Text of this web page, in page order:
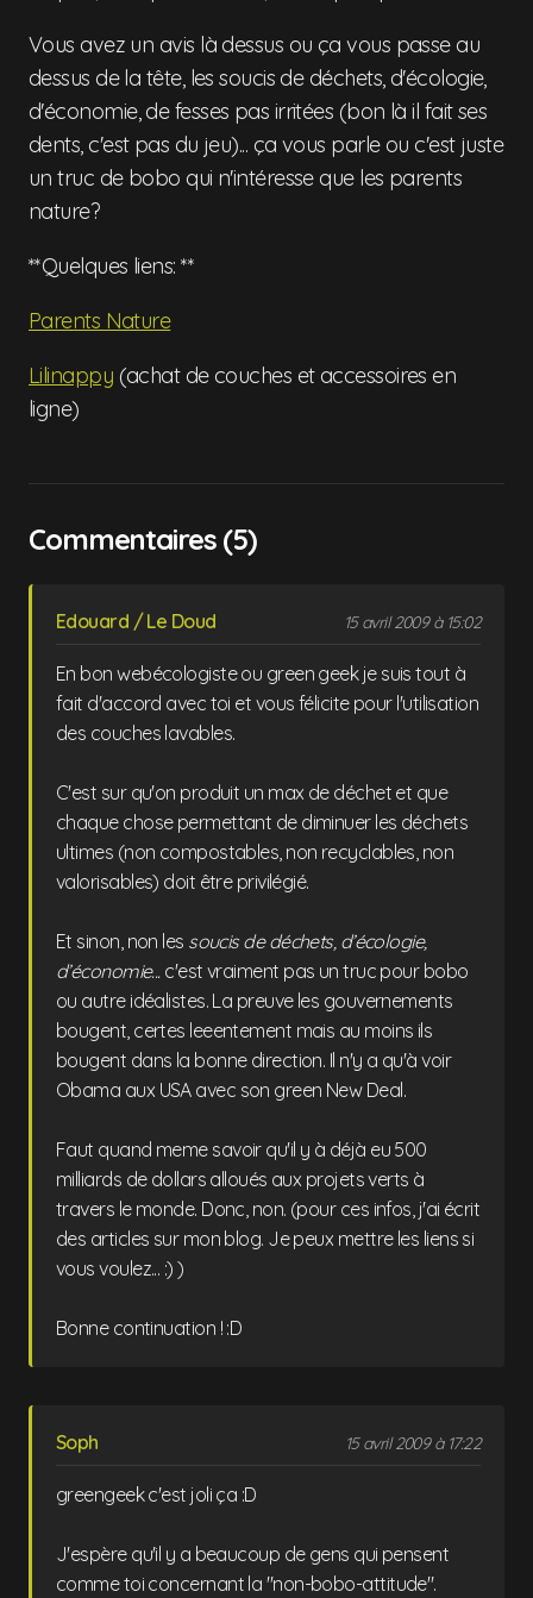
Vous avez un avis là dessus ou ça vous passe au
dessus de la tête, les soucis de déchets, d'écologie,
d'économie, de fesses pas irritées (bon là il fait ses
dents, c'est pas du jeu)... ça vous parle ou c'est juste
un truc de bobo qui n'intéresse que les parents
nature?
**Quelques liens: **
Parents Nature
Lilinappy (achat de couches et accessoires en
ligne)
Commentaires (5)
Edouard / Le Doud 15 avril 2009 à 15:02
En bon webécologiste ou green geek je suis tout à
fait d'accord avec toi et vous félicite pour l'utilisation
des couches lavables.
C'est sur qu'on produit un max de déchet et que
chaque chose permettant de diminuer les déchets
ultimes (non compostables, non recyclables, non
valorisables) doit être privilégié.
Et sinon, non les soucis de déchets, d’écologie,
d’économie... c'est vraiment pas un truc pour bobo
ou autre idéalistes. La preuve les gouvernements
bougent, certes leeentement mais au moins ils
bougent dans la bonne direction. Il n'y a qu'à voir
Obama aux USA avec son green New Deal.
Faut quand meme savoir qu'il y à déjà eu 500
milliards de dollars alloués aux projets verts à
travers le monde. Donc, non. (pour ces infos, j'ai écrit
des articles sur mon blog. Je peux mettre les liens si
vous voulez... :) )
Bonne continuation ! :D
Soph 15 avril 2009 à 17:22
greengeek c'est joli ça :D
J'espère qu'il y a beaucoup de gens qui pensent
comme toi concernant la "non-bobo-attitude".